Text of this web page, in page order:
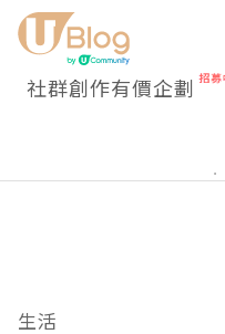
社群創作有價企劃
生活